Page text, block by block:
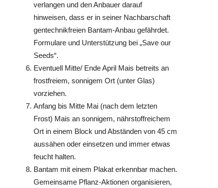
verlangen und den Anbauer darauf
hinweisen, dass er in seiner Nachbarschaft
gentechnikfreien Bantam-Anbau gefährdet.
Formulare und Unterstützung bei „Save our
Seeds“.
Eventuell Mitte/ Ende April Mais betreits an
frostfreiem, sonnigem Ort (unter Glas)
vorziehen.
Anfang bis Mitte Mai (nach dem letzten
Frost) Mais an sonnigem, nährstoffreichem
Ort in einem Block und Abständen von 45 cm
aussähen oder einsetzen und immer etwas
feucht halten.
Bantam mit einem Plakat erkennbar machen.
Gemeinsame Pflanz-Aktionen organisieren,